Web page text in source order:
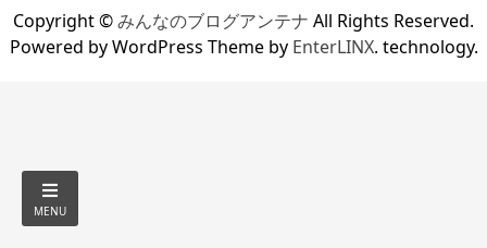
Copyright ©みんなのブログアンテナ All Rights Reserved.
Powered by WordPress Theme by EnterLINX. technology.
MENU